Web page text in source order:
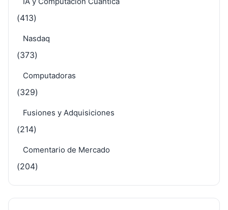
(413)
Nasdaq
(373)
Computadoras
(329)
Fusiones y Adquisiciones
(214)
Comentario de Mercado
(204)